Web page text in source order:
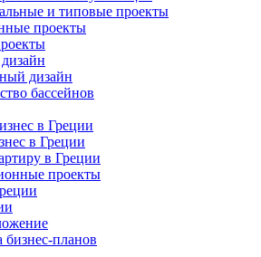
и типовые проекты
проекты
дизайн
бассейнов
в Греции
в Греции
в Греции
проекты
бизнес-планов